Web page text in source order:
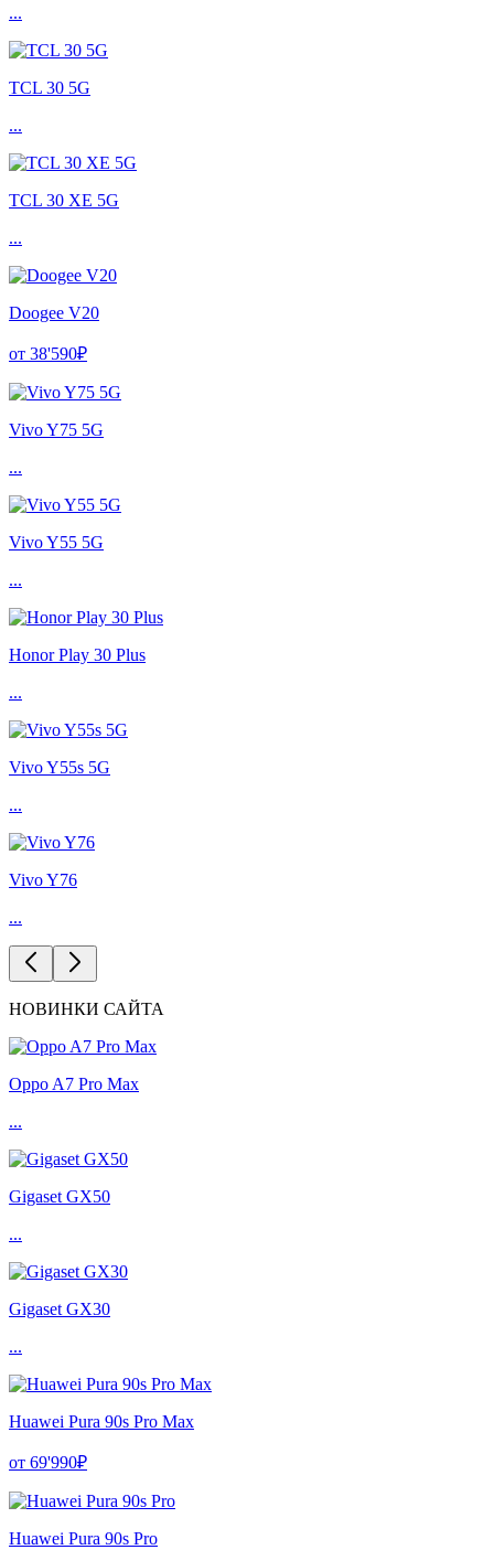
...
TCL 30 5G
...
TCL 30 XE 5G
...
Doogee V20
от 38'590₽
Vivo Y75 5G
...
Vivo Y55 5G
...
Honor Play 30 Plus
...
Vivo Y55s 5G
...
Vivo Y76
...
НОВИНКИ САЙТА
Oppo A7 Pro Max
...
Gigaset GX50
...
Gigaset GX30
...
Huawei Pura 90s Pro Max
от 69'990₽
Huawei Pura 90s Pro